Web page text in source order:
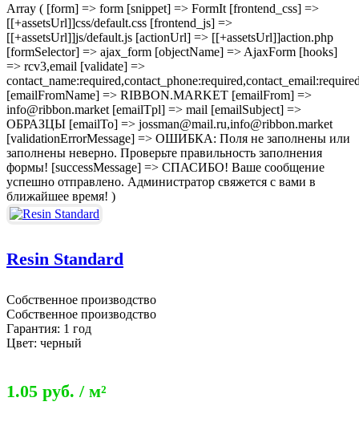
Array ( [form] => form [snippet] => FormIt [frontend_css] =>
[[+assetsUrl]]css/default.css [frontend_js] =>
[[+assetsUrl]]js/default.js [actionUrl] => [[+assetsUrl]]action.php
[formSelector] => ajax_form [objectName] => AjaxForm [hooks]
=> rcv3,email [validate] =>
[emailFromName] => RIBBON.MARKET [emailFrom] =>
info@ribbon.market [emailTpl] => mail [emailSubject] =>
ОБРАЗЦЫ [emailTo] => jossman@mail.ru,info@ribbon.market
[validationErrorMessage] => ОШИБКА: Поля не заполнены или
заполнены неверно. Проверьте правильность заполнения
формы! [successMessage] => СПАСИБО! Ваше сообщение
успешно отправлено. Администратор свяжется с вами в
ближайшее время! )
Resin Standard
Собственное производство
Собственное производство
Гарантия: 1 год
Цвет: черный
1.05 руб. / м²